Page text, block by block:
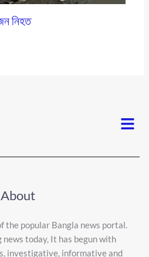
নিহত
Menu
About
the popular Bangla news portal.
today, It has begun with
investigative, informative and